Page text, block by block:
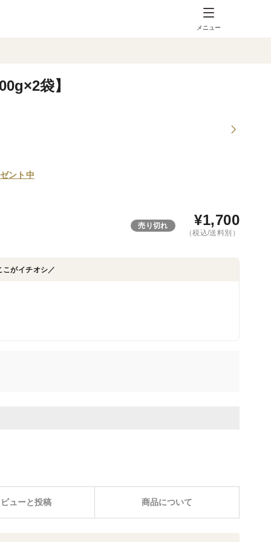
メニュー
袋】
ント中
売り切れ ¥1,700
（税込/送料別）
こがイチオシ／
ューと投稿 商品について